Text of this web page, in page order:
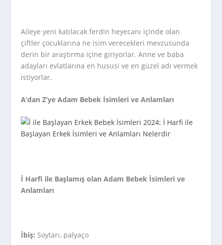
Aileye yeni katılacak ferdin heyecanı içinde olan
çiftler çocuklarına ne isim verecekleri mevzusunda
derin bir araştırma içine giriyorlar. Anne ve baba
adayları evlatlarına en hususi ve en güzel adı vermek
istiyorlar.
A’dan Z’ye Adam Bebek İsimleri ve Anlamları
İ Harfi ile Başlamış olan Adam Bebek İsimleri ve
Anlamları
İbiş: Soytarı, palyaço